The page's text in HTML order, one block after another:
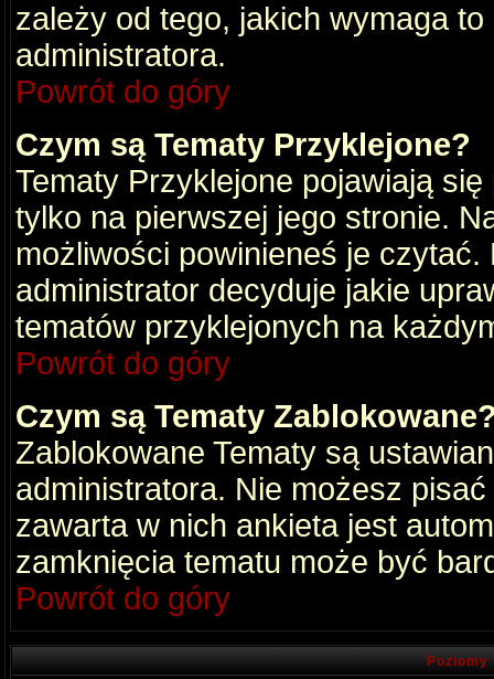
zależy od tego, jakich wymaga
administratora.
Powrót do góry
Czym są Tematy Przyklejone?
Tematy Przyklejone pojawiają
tylko na pierwszej jego stronie.
możliwości powinieneś je czytać.
administrator decyduje jakie
tematów przyklejonych na
Powrót do góry
Czym są Tematy
Zablokowane Tematy są
administratora. Nie możesz
zawarta w nich ankieta jest
zamknięcia tematu może być
Powrót do góry